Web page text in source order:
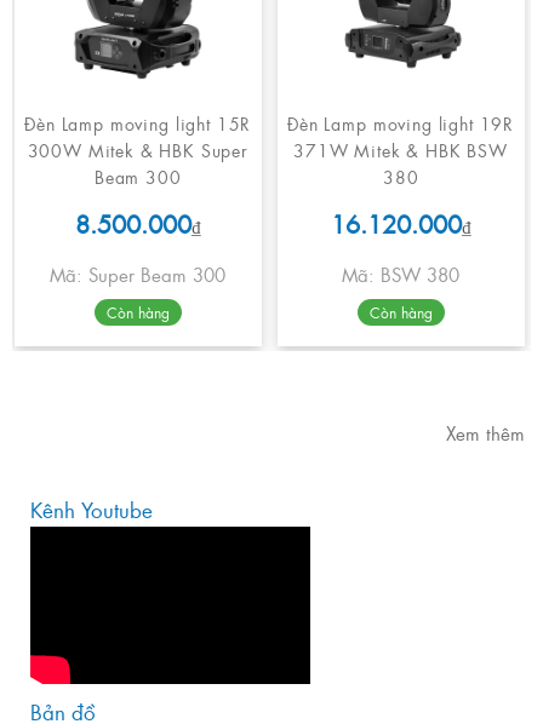
Đèn Lamp moving light 15R
300W Mitek & HBK Super
Beam 300
8.500.000₫
Mã: Super Beam 300
Còn hàng
Đèn Lamp moving light 19R
371W Mitek & HBK BSW
380
16.120.000₫
Mã: BSW 380
Còn hàng
Xem thêm
Kênh Youtube
Bản đồ